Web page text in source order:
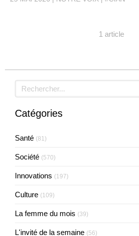
1 article
Rechercher
Catégories
Santé (81)
Société (570)
Innovations (197)
Culture (109)
La femme du mois (39)
L'invité de la semaine (56)